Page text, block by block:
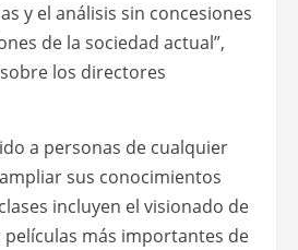
y el análisis sin concesiones
de la sociedad actual”,
los directores
a personas de cualquier
sus conocimientos
incluyen el visionado de
más importantes de